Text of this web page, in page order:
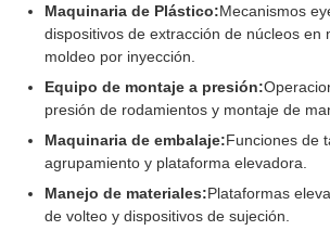
Maquinaria de Plástico:Mecanismos
dispositivos de extracción de núcleos en
moldeo por inyección.
Equipo de montaje a presión:
presión de rodamientos y montaje de
Maquinaria de embalaje:Funciones de
agrupamiento y plataforma elevadora.
Manejo de materiales:Plataformas
de volteo y dispositivos de sujeción.